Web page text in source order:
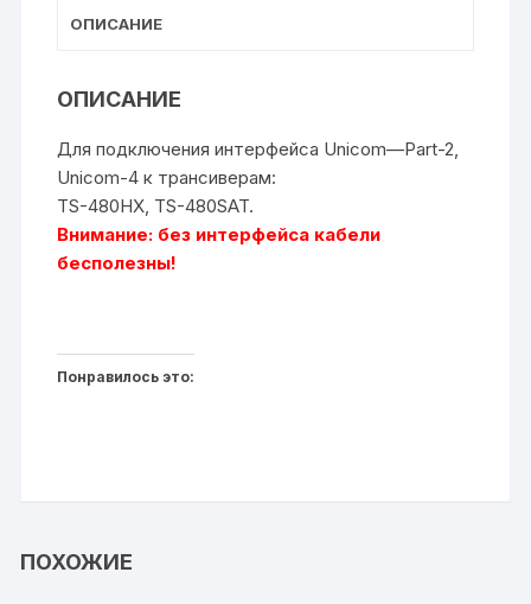
ОПИСАНИЕ
ОПИСАНИЕ
Для подключения интерфейса Unicom—Part-2,
Unicom-4 к трансиверам:
TS-480HX, TS-480SAT.
Внимание: без интерфейса кабели
бесполезны!
Понравилось это:
ПОХОЖИЕ